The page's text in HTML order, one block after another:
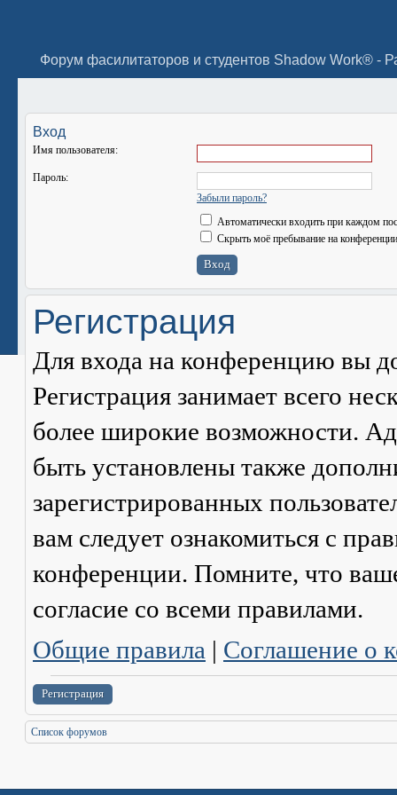
Вход
Имя пользователя:
Пароль:
Забыли пароль?
Автоматически входить при каждом
Скрыть моё пребывание на
Регистрация
Для входа на конференцию вы
Регистрация занимает всего
более широкие возможности.
быть установлены также
зарегистрированных
вам следует ознакомиться с
конференции. Помните, что
согласие со всеми правилами.
Общие правила | Соглашение о
Регистрация
Список форумов